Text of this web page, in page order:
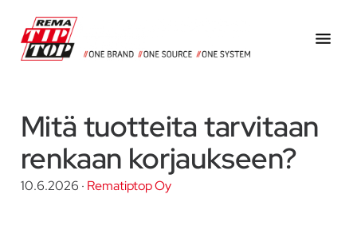
pääsisältöön
ensisijaiseen
sivupalkkiin
alatunnisteeseen
Oy
ja
työkaluja
sekä
Mitä tuotteita tarvitaan
renkaan korjaukseen?
10.6.2026 · Rematiptop Oy